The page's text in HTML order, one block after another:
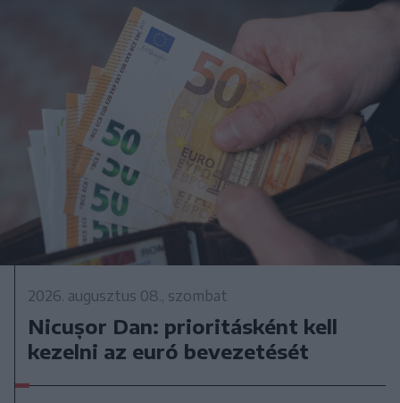
2026. augusztus 08., szombat
Nicușor Dan: prioritásként kell
kezelni az euró bevezetését